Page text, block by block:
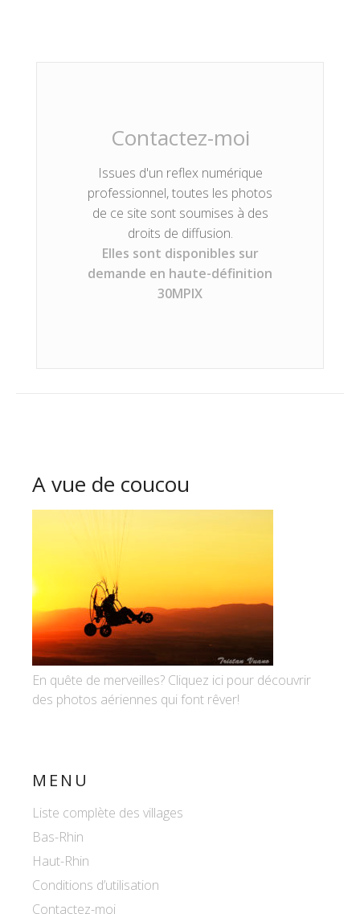
Contactez-moi
Issues d'un reflex numérique
professionnel, toutes les photos
de ce site sont soumises à des
droits de diffusion.
Elles sont disponibles sur
demande en haute-définition
30MPIX
A vue de coucou
En quête de merveilles? Cliquez ici pour découvrir
des photos aériennes qui font rêver!
MENU
Liste complète des villages
Bas-Rhin
Haut-Rhin
Conditions d’utilisation
Contactez-moi